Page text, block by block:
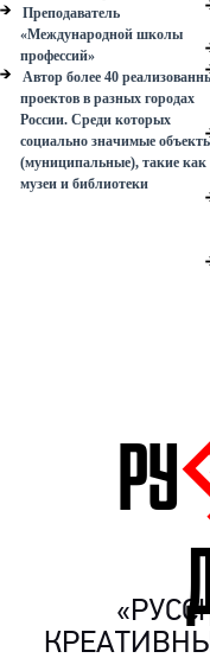
Преподаватель
«Международной школы
профессий»
Автор более 40
проектов в разных городах
России. Среди которых
социально значимые
(муниципальные), такие как
музеи и библиотеки
РУ